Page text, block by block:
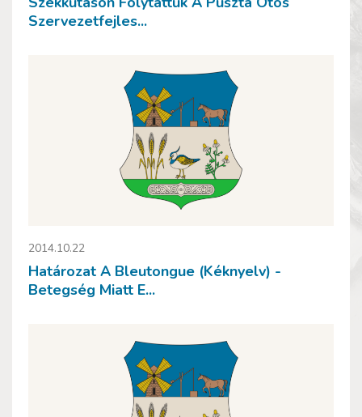
Szervezetfejles...
2014.10.22
Határozat A Bleutongue (kéknyelv) -
Betegség Miatt E...